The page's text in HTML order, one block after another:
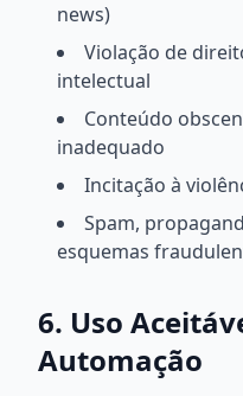
news)
Violação de
intelectual
Conteúdo
inadequado
Incitação à
Spam,
esquemas
6. Uso
Automação